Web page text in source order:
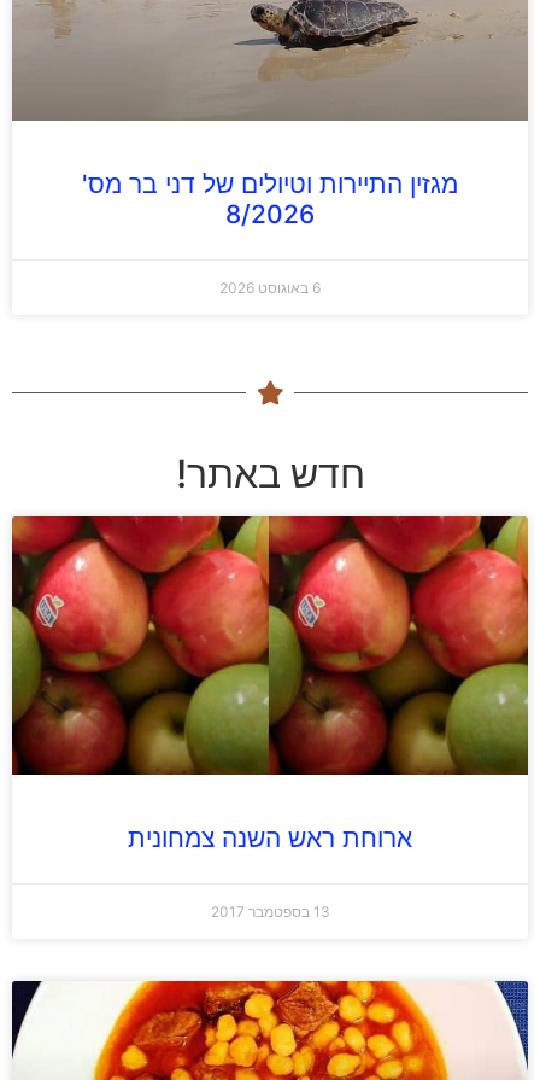
מגזין התיירות וטיולים של דני בר מס'
8/2026
6 באוגוסט 2026
חדש באתר!
ארוחת ראש השנה צמחונית
13 בספטמבר 2017